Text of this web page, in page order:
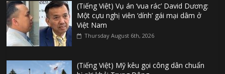
(Tiếng Việt) Vụ án ‘vua rác’ David Dương:
Một cựu nghị viên ‘dính’ gái mại dâm ở
Việt Nam
Thursday August 6th, 2026
(Tiếng Việt) Mỹ kêu gọi công dân chuẩn